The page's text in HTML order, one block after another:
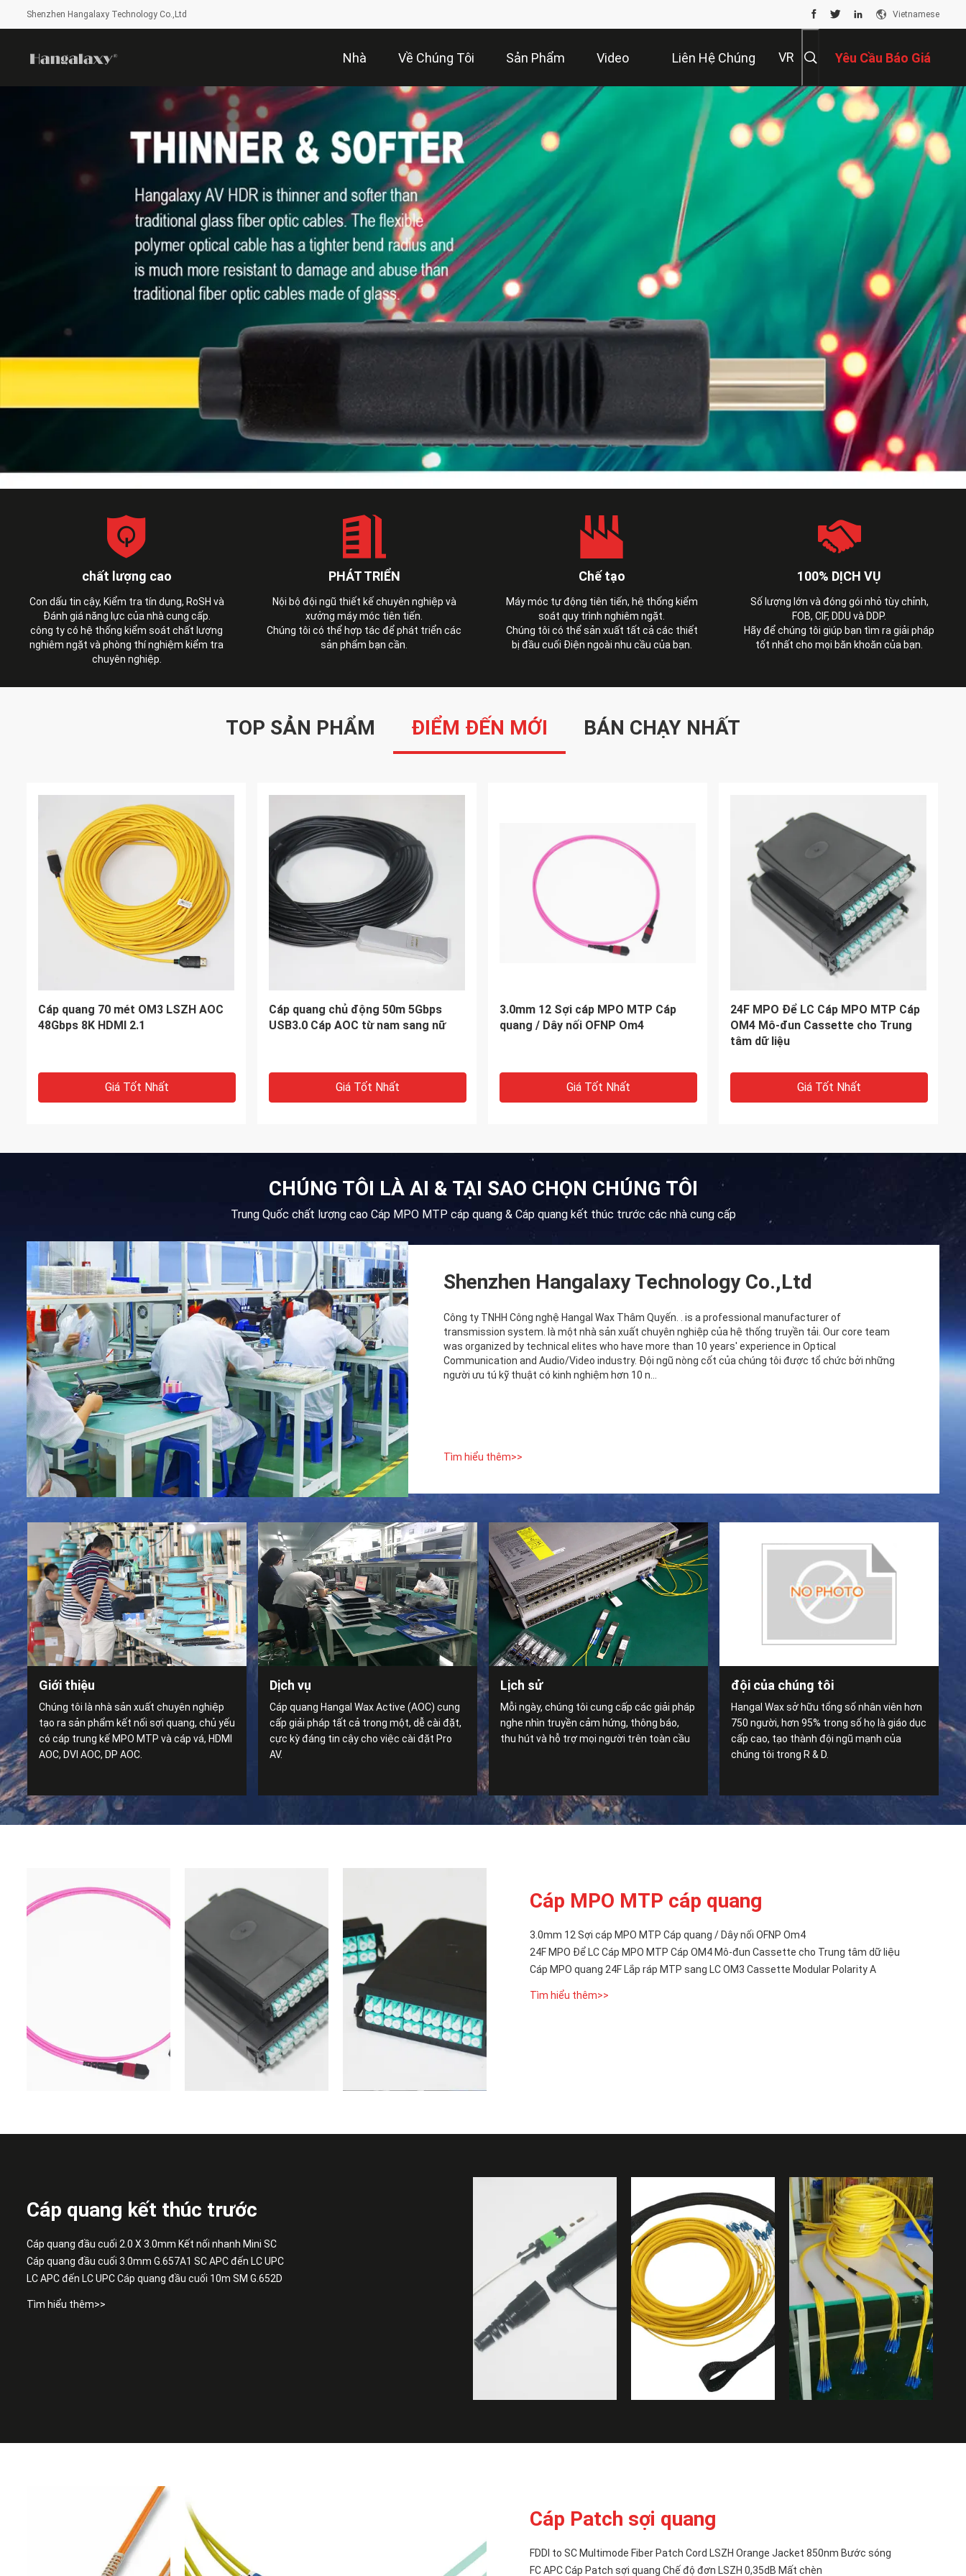
Shenzhen Hangalaxy Technology Co.,Ltd Vietnamese
Nhà Về Chúng Tôi Sản Phẩm Video Liên Hệ Chúng
Tôi
VR Yêu Cầu Báo Giá
chất lượng cao
Con dấu tin cậy, Kiểm tra tín dụng, RoSH và
Đánh giá năng lực của nhà cung cấp.
công ty có hệ thống kiểm soát chất lượng
nghiêm ngặt và phòng thí nghiệm kiểm tra
chuyên nghiệp.
PHÁT TRIỂN
Nội bộ đội ngũ thiết kế chuyên nghiệp và
xưởng máy móc tiên tiến.
Chúng tôi có thể hợp tác để phát triển các
sản phẩm bạn cần.
Chế tạo
Máy móc tự động tiên tiến, hệ thống kiểm
soát quy trình nghiêm ngặt.
Chúng tôi có thể sản xuất tất cả các thiết
bị đầu cuối Điện ngoài nhu cầu của bạn.
100% DỊCH VỤ
Số lượng lớn và đóng gói nhỏ tùy chỉnh,
FOB, CIF, DDU và DDP.
Hãy để chúng tôi giúp bạn tìm ra giải pháp
tốt nhất cho mọi băn khoăn của bạn.
TOP SẢN PHẨM ĐIỂM ĐẾN MỚI BÁN CHẠY NHẤT
HDMI 2.1 4K 8K Cáp quang chủ động
HDMI / 8K Hdmi 2.1 Cáp 48gbps
Giá Tốt Nhất
Cáp quang chủ động HDMI2.1 300m
48Gbps
Giá Tốt Nhất
IL 0.35dB SC Singlemode Field
Assembly Quick Connector
Giá Tốt Nhất
OM3 Giải pháp cáp mô-đun cassette
12F MTP sang SC Multi Mode
Giá Tốt Nhất
CHÚNG TÔI LÀ AI & TẠI SAO CHỌN CHÚNG TÔI
Trung Quốc chất lượng cao Cáp MPO MTP cáp quang & Cáp quang kết thúc trước các nhà cung cấp
Shenzhen Hangalaxy Technology Co.,Ltd
Công ty TNHH Công nghệ Hangal Wax Thâm Quyến. . is a professional manufacturer of
transmission system. là một nhà sản xuất chuyên nghiệp của hệ thống truyền tải. Our core team
was organized by technical elites who have more than 10 years' experience in Optical
Communication and Audio/Video industry. Đội ngũ nòng cốt của chúng tôi được tổ chức bởi những
người ưu tú kỹ thuật có kinh nghiệm hơn 10 n...
Tìm hiểu thêm>>
Giới thiệu
Chúng tôi là nhà sản xuất chuyên nghiệp
tạo ra sản phẩm kết nối sợi quang, chủ yếu
có cáp trung kế MPO MTP và cáp vá, HDMI
AOC, DVI AOC, DP AOC.
Dịch vụ
Cáp quang Hangal Wax Active (AOC) cung
cấp giải pháp tất cả trong một, dễ cài đặt,
cực kỳ đáng tin cậy cho việc cài đặt Pro
AV.
Lịch sử
Mỗi ngày, chúng tôi cung cấp các giải pháp
nghe nhìn truyền cảm hứng, thông báo,
thu hút và hỗ trợ mọi người trên toàn cầu
đội của chúng tôi
Hangal Wax sở hữu tổng số nhân viên hơn
750 người, hơn 95% trong số họ là giáo dục
cấp cao, tạo thành đội ngũ mạnh của
chúng tôi trong R & D.
Cáp MPO MTP cáp quang
3.0mm 12 Sợi cáp MPO MTP Cáp quang / Dây nối OFNP Om4
24F MPO Để LC Cáp MPO MTP Cáp OM4 Mô-đun Cassette cho Trung tâm dữ liệu
Cáp MPO quang 24F Lắp ráp MTP sang LC OM3 Cassette Modular Polarity A
Tìm hiểu thêm>>
Cáp quang kết thúc trước
Cáp quang đầu cuối 2.0 X 3.0mm Kết nối nhanh Mini SC
Cáp quang đầu cuối 3.0mm G.657A1 SC APC đến LC UPC
LC APC đến LC UPC Cáp quang đầu cuối 10m SM G.652D
Tìm hiểu thêm>>
Cáp Patch sợi quang
FDDI to SC Multimode Fiber Patch Cord LSZH Orange Jacket 850nm Bước sóng
FC APC Cáp Patch sợi quang Chế độ đơn LSZH 0,35dB Mất chèn